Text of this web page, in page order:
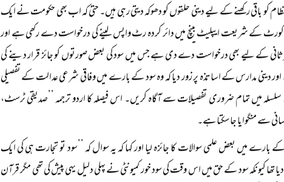
کو باقی رکھنے کے لیے دینی حلقوں کو دھوکہ دیتی رہی ہیں۔ حتیٰ کہ اب بھی حکومت نے ایک
کے شریعت ایپلیٹ بینچ میں دائر کردہ رٹ واپس لینے کی درخواست دے رکھی ہے اور
کے لیے بھی درخواست دے دی ہے جس میں سود کی بعض صورتوں کو جائز قرار دینے کی
دینی مدارس کے اساتذہ پر زور دیا کہ وہ سود کے بارے میں وفاقی شرعی عدالت کے تفصیلی
سلسلہ میں تمام ضروری تفصیلات سے آگاہ کریں۔ اس فیصلہ کا اردو ترجمہ ’’صدیقی ٹرسٹ،
میں بعض علمی سوالات کا جائزہ لیا اور کہا کہ یہ سوال کہ ’’سود تو تجارت ہی کی ایک
کیونکہ سود کے حق میں اس وقت کی سود خور کمیونٹی نے پہلی دلیل یہی پیش کی تھی مگر قرآن